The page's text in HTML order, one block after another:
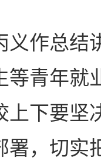
义作总结
等青年就
上下要坚
署，切实